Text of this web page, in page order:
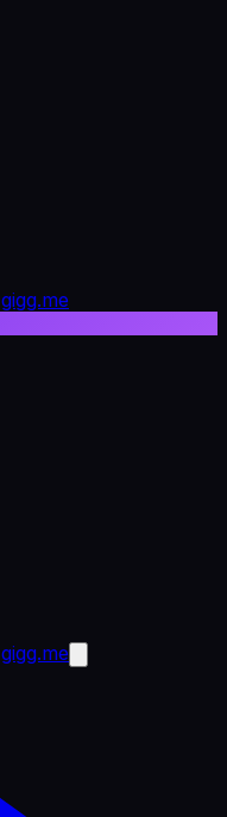
gigg.me
gigg.me